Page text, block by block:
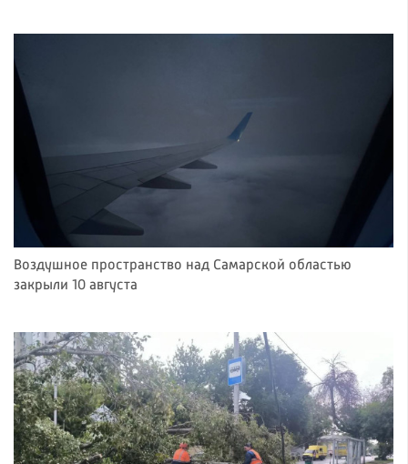
Воздушное пространство над Самарской областью
закрыли 10 августа